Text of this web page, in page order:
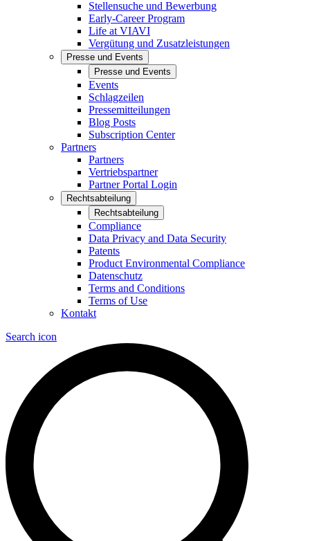
Stellensuche und Bewerbung
Early-Career Program
Life at VIAVI
Vergütung und Zusatzleistungen
Presse und Events
Presse und Events
Events
Schlagzeilen
Pressemitteilungen
Blog Posts
Subscription Center
Partners
Partners
Vertriebspartner
Partner Portal Login
Rechtsabteilung
Rechtsabteilung
Compliance
Data Privacy and Data Security
Patents
Product Environmental Compliance
Datenschutz
Terms and Conditions
Terms of Use
Kontakt
Search icon